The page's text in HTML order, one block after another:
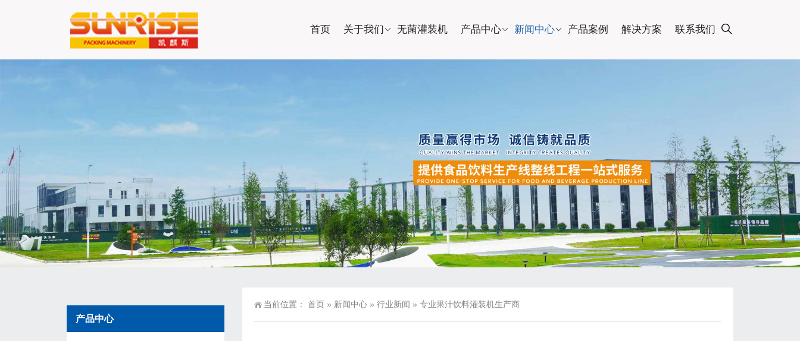
首页 关于我们 无菌灌装机 产品中心 新闻中心 产品案例 解决方案 联系我们
当前位置： 首页 » 新闻中心 » 行业新闻 » 专业果汁饮料灌装机生产商
产品中心